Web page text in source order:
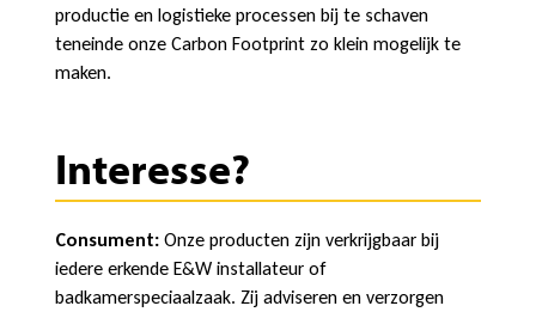
productie en logistieke processen bij te schaven
teneinde onze Carbon Footprint zo klein mogelijk te
maken.
Interesse?
Consument: Onze producten zijn verkrijgbaar bij
iedere erkende E&W installateur of
badkamerspeciaalzaak. Zij adviseren en verzorgen